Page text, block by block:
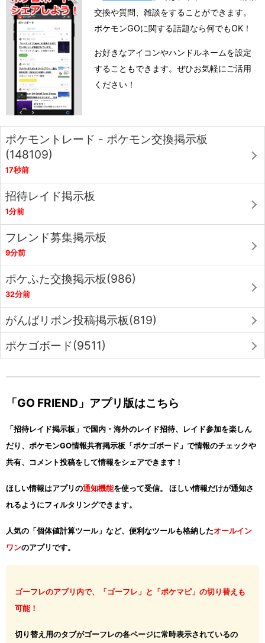
交換や質問、雑談をすることができます。
ポケモンGOに関する話題なら何でもOK！
お好きなアイコンやハンドルネームを設定
することもできます。ぜひお気軽にご活用
ください！
ポケモントレード - ポケモン交換掲示板
(148109)
17秒前
招待レイド掲示板
1分前
フレンド募集掲示板
9分前
ポケふた交換掲示板(986)
32分前
がんばリボン投稿掲示板(819)
ポケゴボード(9511)
「GO FRIEND」アプリ版はこちら
「招待レイド掲示板」で国内・海外のレイド招待、レイド参加を楽しん
だり、ポケモンGO情報共有掲示板「ポケゴボード」で情報のチェックや
共有、コメント投稿をして情報をシェアできます！
ほしい情報はアプリの通知機能を使って受信。 ほしい情報だけが通知さ
れるようにフィルタリングできます。
人気の「個体値計算ツール」など、便利なツールも格納したオールイン
ワンのアプリです。
ゴーフレのアプリ内で、「ゴーフレ」と「ポケマピ」の切り替えも
可能！
切り替え用のタブがゴーフレの各ページに常時表示されているの